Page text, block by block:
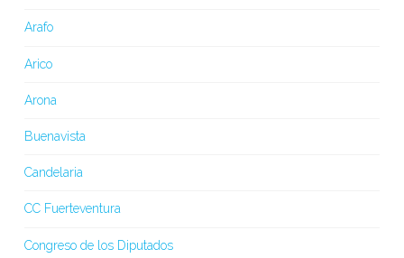
Arafo
Arico
Arona
Buenavista
Candelaria
CC Fuerteventura
Congreso de los Diputados